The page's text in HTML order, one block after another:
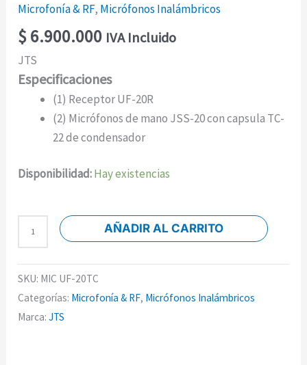
Microfonía & RF, Micrófonos Inalámbricos
$6.900.000 IVA Incluido
JTS
Especificaciones
(1) Receptor UF-20R
(2) Micrófonos de mano JSS-20 con capsula TC-
22 de condensador
Disponibilidad:Hay existencias
AÑADIR AL CARRITO
SKU: MIC UF-20TC
Categorías: Microfonía & RF, Micrófonos Inalámbricos
Marca:JTS